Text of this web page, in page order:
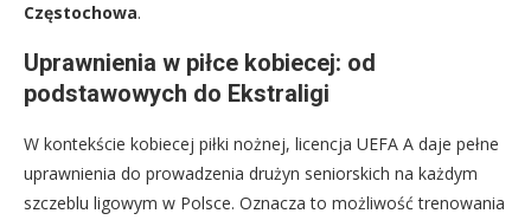
Częstochowa.
Uprawnienia w piłce kobiecej: od
podstawowych do Ekstraligi
W kontekście kobiecej piłki nożnej, licencja UEFA A daje pełne
uprawnienia do prowadzenia drużyn seniorskich na każdym
szczeblu ligowym w Polsce. Oznacza to możliwość trenowania